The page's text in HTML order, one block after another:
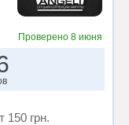
Проверено 8 июня
150 грн.